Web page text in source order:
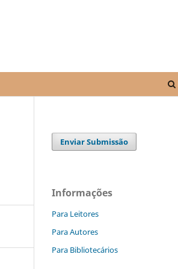
Enviar Submissão
Informações
Para Leitores
Para Autores
Para Bibliotecários